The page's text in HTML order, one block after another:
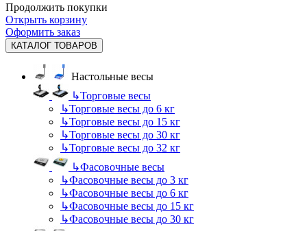
Продолжить покупки
Открыть корзину
Оформить заказ
КАТАЛОГ ТОВАРОВ
Настольные весы
↳Торговые весы
↳Торговые весы до 6 кг
↳Торговые весы до 15 кг
↳Торговые весы до 30 кг
↳Торговые весы до 32 кг
↳Фасовочные весы
↳Фасовочные весы до 3 кг
↳Фасовочные весы до 6 кг
↳Фасовочные весы до 15 кг
↳Фасовочные весы до 30 кг